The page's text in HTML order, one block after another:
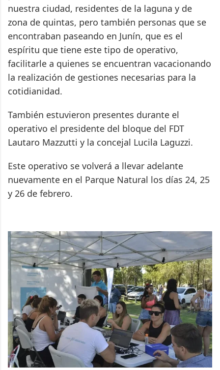
nuestra ciudad, residentes de la laguna y de
zona de quintas, pero también personas que se
encontraban paseando en Junín, que es el
espíritu que tiene este tipo de operativo,
facilitarle a quienes se encuentran vacacionando
la realización de gestiones necesarias para la
cotidianidad.
También estuvieron presentes durante el
operativo el presidente del bloque del FDT
Lautaro Mazzutti y la concejal Lucila Laguzzi.
Este operativo se volverá a llevar adelante
nuevamente en el Parque Natural los días 24, 25
y 26 de febrero.